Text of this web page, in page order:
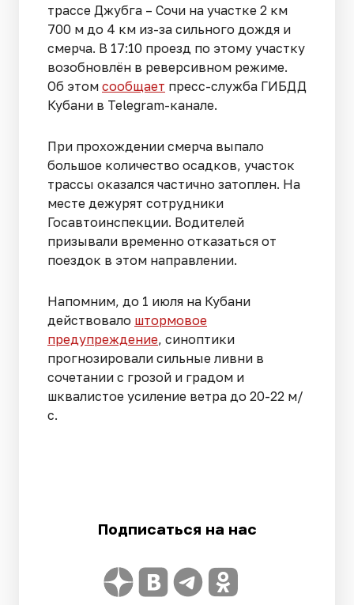
трассе Джубга – Сочи на участке 2 км
700 м до 4 км из-за сильного дождя и
смерча. В 17:10 проезд по этому участку
возобновлён в реверсивном режиме.
Об этом сообщает пресс-служба ГИБДД
Кубани в Telegram-канале.
При прохождении смерча выпало
большое количество осадков, участок
трассы оказался частично затоплен. На
месте дежурят сотрудники
Госавтоинспекции. Водителей
призывали временно отказаться от
поездок в этом направлении.
Напомним, до 1 июля на Кубани
действовало штормовое
предупреждение, синоптики
прогнозировали сильные ливни в
сочетании с грозой и градом и
шквалистое усиление ветра до 20-22 м/
с.
Подписаться на нас